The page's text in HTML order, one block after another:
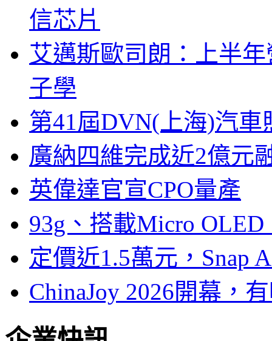
信芯片
艾邁斯歐司朗：上半
子學
第41屆DVN(上海)汽
廣納四維完成近2億元
英偉達官宣CPO量產
93g、搭載Micro
定價近1.5萬元，Snap
ChinaJoy 2026開幕，